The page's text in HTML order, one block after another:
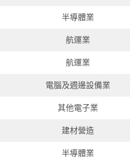
半導體業
航運業
航運業
電腦及週邊設備業
其他電子業
建材營造
半導體業